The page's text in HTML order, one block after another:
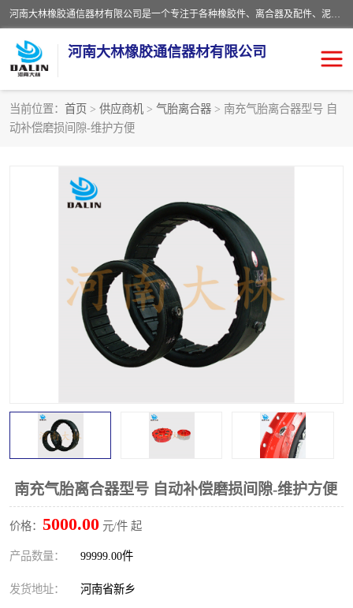
河南大林橡胶通信器材有限公司是一个专注于各种橡胶件、离合器及配件、泥浆泵及配件等产品设计制造和加工的企业。产品应用于矿山、冶金、石油、钢铁、化工、水泥、船舶、造纸、通用机械等各种大功率机械传动或制动装置。
河南大林橡胶通信器材有限公司
当前位置： 首页 > 供应商机 > 气胎离合器 > 南充气胎离合器型号 自
动补偿磨损间隙-维护方便
南充气胎离合器型号 自动补偿磨损间隙-维护方便
价格： 5000.00 元/件 起
产品数量： 99999.00件
发货地址： 河南省新乡
推盘离合器
VC离合器
气胎离合器
泥浆泵空气包胶囊 气动元件
DY隔膜式离合器 CB离合器
实芯轮胎
联轴器